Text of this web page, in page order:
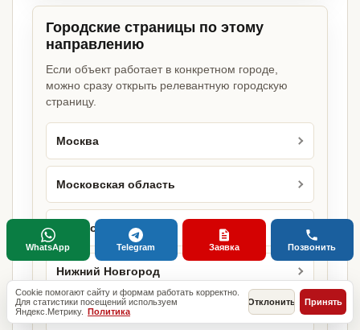
Городские страницы по этому
направлению
Если объект работает в конкретном городе,
можно сразу открыть релевантную городскую
страницу.
Москва
Московская область
Красноярск
Нижний Новгород
Челябинск
Cookie помогают сайту и формам работать корректно.
Для статистики посещений используем
Яндекс.Метрику. Политика
Отклонить Принять
WhatsApp Telegram Заявка Позвонить